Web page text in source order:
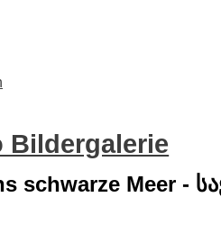
Bildergalerie
schwarze Meer -